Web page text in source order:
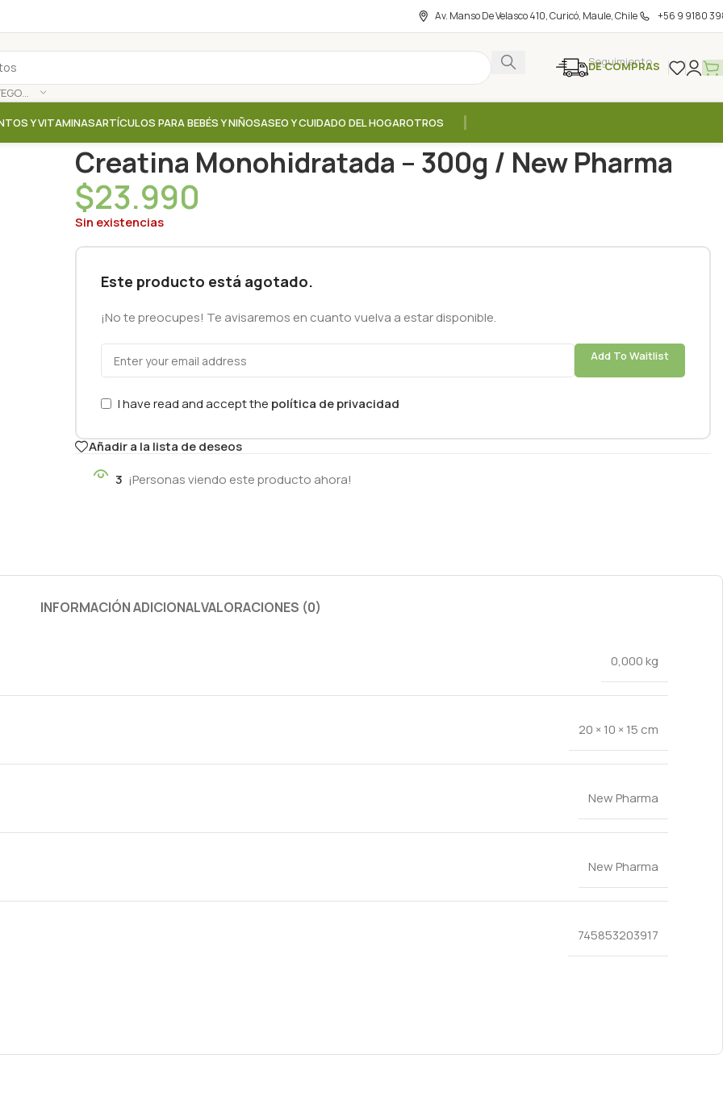
Av. Manso De Velasco 410, Curicó, Maule, Chile +56 9 9180
SELECCIONAR CATEGORÍA
Seguimiento
DE COMPRAS
Y VITAMINASARTÍCULOS PARA BEBÉS Y NIÑOSASEO Y CUIDADO DEL HOGAROTROS
Creatina Monohidratada – 300g / New Pharma
$23.990
Sin existencias
Este producto está agotado.
¡No te preocupes! Te avisaremos en cuanto vuelva a estar disponible.
Add To Waitlist
I have read and accept the política de privacidad
Añadir a la lista de deseos
3 ¡Personas viendo este producto ahora!
INFORMACIÓN ADICIONALVALORACIONES (0)
0,000 kg
20 × 10 × 15 cm
New Pharma
New Pharma
745853203917